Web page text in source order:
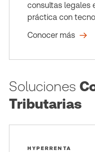
consultas legales
práctica con
Conocer más
Soluciones
Tributarias
HYPERRENTA